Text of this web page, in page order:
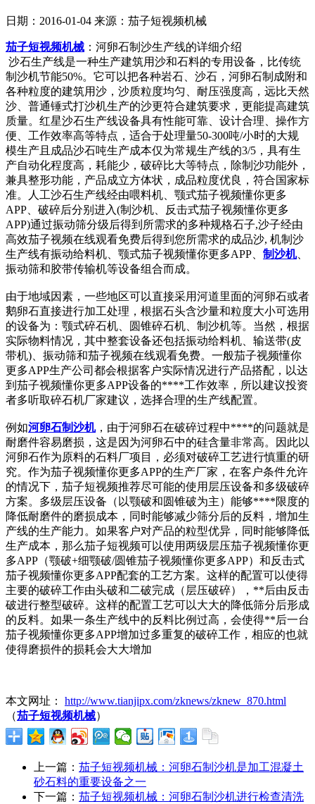
日期：2016-01-04 来源：茄子短视频机械
茄子短视频机械 ：河卵石制沙生产线的详细介绍
沙石生产线是一种生产建筑用沙和石料的专用设备，比传统
制沙机节能50%。它可以把各种岩石、沙石，河卵石制成附和
各种粒度的建筑用沙，沙质粒度均匀、耐压强度高，远比天然
沙、普通锤式打沙机生产的沙更符合建筑要求，更能提高建筑
质量。红星沙石生产线设备具有性能可靠、设计合理、操作方
便、工作效率高等特点，适合于处理量50-300吨/小时的大规
模生产且成品沙石吨生产成本仅为常规生产线的3/5，具有生
产自动化程度高，耗能少，破碎比大等特点，除制沙功能外，
兼具整形功能，产品成立方体状，成品粒度优良，符合国家标
准。人工沙石生产线经由喂料机、颚式茄子视频懂你更多
APP、破碎后分别进入(制沙机、反击式茄子视频懂你更多
APP)通过振动筛分级后得到所需求的多种规格石子,沙子经由
高效茄子视频在线观看免费后得到您所需求的成品沙, 机制沙
生产线有振动给料机、颚式茄子视频懂你更多APP、 制沙机、
振动筛和胶带传输机等设备组合而成。
由于地域因素，一些地区可以直接采用河道里面的河卵石或者
鹅卵石直接进行加工处理，根据石头含沙量和粒度大小可选用
的设备为：颚式碎石机、圆锥碎石机、制沙机等。当然，根据
实际物料情况，其中整套设备还包括振动给料机、输送带(皮
带机)、振动筛和茄子视频在线观看免费。一般茄子视频懂你
更多APP生产公司都会根据客户实际情况进行产品搭配，以达
到茄子视频懂你更多APP设备的****工作效率，所以建议投资
者多听取碎石机厂家建议，选择合理的生产线配置。
例如河卵石制沙机，由于河卵石在破碎过程中****的问题就是
耐磨件容易磨损，这是因为河卵石中的硅含量非常高。因此以
河卵石作为原料的石料厂项目，必须对破碎工艺进行慎重的研
究。作为茄子视频懂你更多APP的生产厂家，在客户条件允许
的情况下，茄子短视频推荐尽可能的使用层压设备和多级破碎
方案。多级层压设备（以颚破和圆锥破为主）能够****限度的
降低耐磨件的磨损成本，同时能够减少筛分后的反料，增加生
产线的生产能力。如果客户对产品的粒型优异，同时能够降低
生产成本，那么茄子短视频可以使用两级层压茄子视频懂你更
多APP（颚破+细颚破/圆锥茄子视频懂你更多APP）和反击式
茄子视频懂你更多APP配套的工艺方案。这样的配置可以使得
主要的破碎工作由头破和二破完成（层压破碎），**后由反击
破进行整型破碎。这样的配置工艺可以大大的降低筛分后形成
的反料。如果一条生产线中的反料比例过高，会使得**后一台
茄子视频懂你更多APP增加过多重复的破碎工作，相应的也就
使得磨损件的损耗会大大增加
本文网址：
http://www.tianjipx.com/zknews/zknew_870.html
（茄子短视频机械）
上一篇： 茄子短视频机械：河卵石制沙机是加工混凝土
砂石料的重要设备之一
下一篇： 茄子短视频机械：河卵石制沙机进行检查清洗